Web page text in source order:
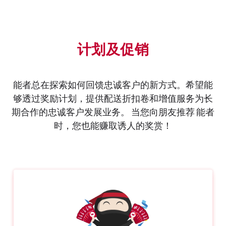
计划及促销
能者总在探索如何回馈忠诚客户的新方式。希望能
够透过奖励计划，提供配送折扣卷和增值服务为长
期合作的忠诚客户发展业务。 当您向朋友推荐 能者
时，您也能赚取诱人的奖赏！